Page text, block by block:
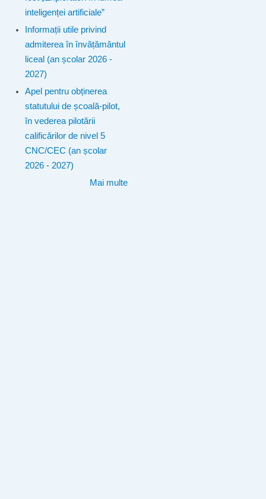
inteligenței artificiale”
Informații utile privind
admiterea în învățământul
liceal (an școlar 2026 -
2027)
Apel pentru obținerea
statutului de școală-pilot,
în vederea pilotării
calificărilor de nivel 5
CNC/CEC (an școlar
2026 - 2027)
Mai multe